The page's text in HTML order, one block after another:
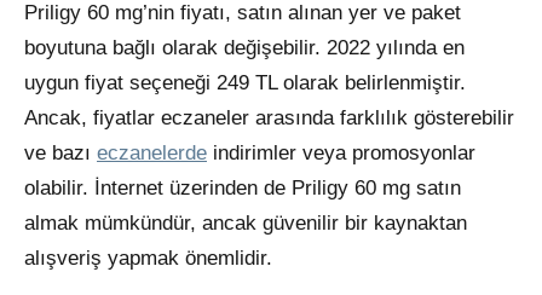
Priligy 60 mg’nin fiyatı, satın alınan yer ve paket
boyutuna bağlı olarak değişebilir. 2022 yılında en
uygun fiyat seçeneği 249 TL olarak belirlenmiştir.
Ancak, fiyatlar eczaneler arasında farklılık gösterebilir
ve bazı eczanelerde indirimler veya promosyonlar
olabilir. İnternet üzerinden de Priligy 60 mg satın
almak mümkündür, ancak güvenilir bir kaynaktan
alışveriş yapmak önemlidir.